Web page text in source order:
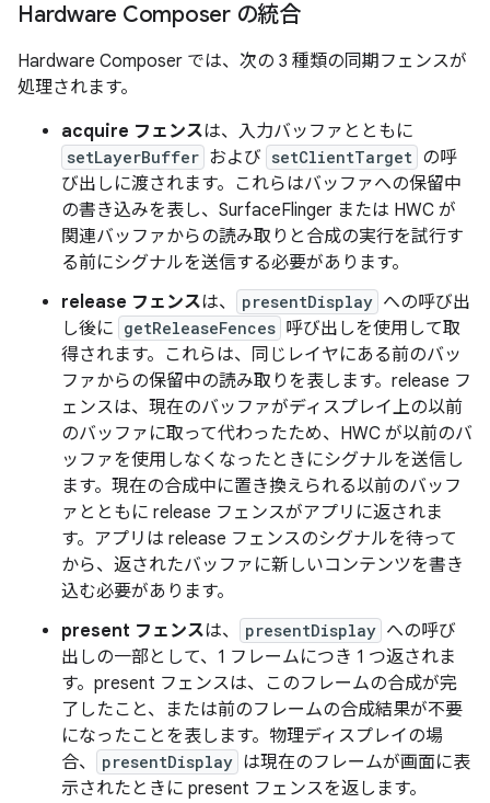
Hardware Composer の統合
Hardware Composer では、次の 3 種類の同期フェンスが
処理されます。
acquire フェンスは、入力バッファとともに
setLayerBuffer および setClientTarget の呼
び出しに渡されます。これらはバッファへの保留中
の書き込みを表し、SurfaceFlinger または HWC が
関連バッファからの読み取りと合成の実行を試行す
る前にシグナルを送信する必要があります。
release フェンスは、 presentDisplay への呼び出
し後に getReleaseFences 呼び出しを使用して取
得されます。これらは、同じレイヤにある前のバッ
ファからの保留中の読み取りを表します。release フ
ェンスは、現在のバッファがディスプレイ上の以前
のバッファに取って代わったため、HWC が以前のバ
ッファを使用しなくなったときにシグナルを送信し
ます。現在の合成中に置き換えられる以前のバッフ
ァとともに release フェンスがアプリに返されま
す。アプリは release フェンスのシグナルを待って
から、返されたバッファに新しいコンテンツを書き
込む必要があります。
present フェンスは、 presentDisplay への呼び
出しの一部として、1 フレームにつき 1 つ返されま
す。present フェンスは、このフレームの合成が完
了したこと、または前のフレームの合成結果が不要
になったことを表します。物理ディスプレイの場
合、
presentDisplay は現在のフレームが画面に表
示されたときに present フェンスを返します。